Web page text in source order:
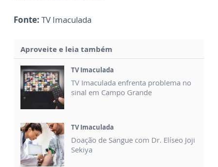
Fonte: TV Imaculada
Aproveite e leia também
TV Imaculada
TV Imaculada enfrenta problema no
sinal em Campo Grande
TV Imaculada
Doação de Sangue com Dr. Elíseo Joji
Sekiya